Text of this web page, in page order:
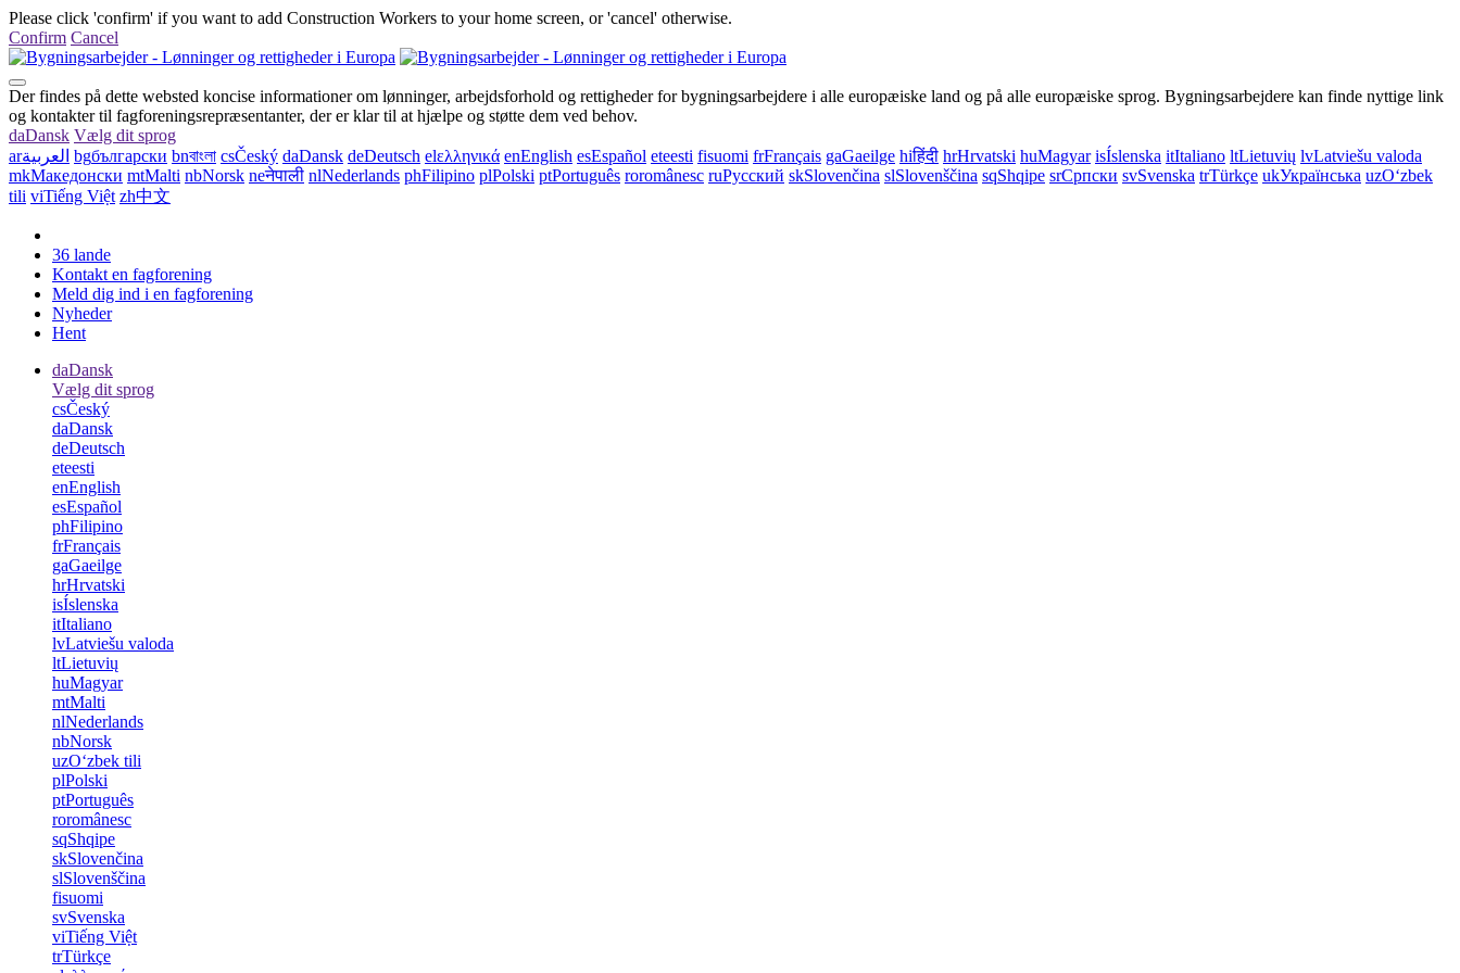
Please click 'confirm' if you want to add Construction Workers to your home screen, or 'cancel' otherwise.
Confirm Cancel
Der findes på dette websted koncise informationer om lønninger, arbejdsforhold og rettigheder for bygningsarbejdere i alle europæiske land og på alle europæiske sprog. Bygningsarbejdere kan finde nyttige link
og kontakter til fagforeningsrepræsentanter, der er klar til at hjælpe og støtte dem ved behov.
daDansk Vælg dit sprog
arالعربية bgбългарски bnবাংলা csČeský daDansk deDeutsch elελληνικά enEnglish esEspañol eteesti fisuomi frFrançais gaGaeilge hiहिंदी hrHrvatski huMagyar isÍslenska itItaliano ltLietuvių lvLatviešu valoda
mkМакедонски mtMalti nbNorsk neनेपाली nlNederlands phFilipino plPolski ptPortuguês roromânesc ruРусский skSlovenčina slSlovenščina sqShqipe srСрпски svSvenska trTürkçe ukУкраїнська uzOʻzbek
tili viTiếng Việt zh中文
36 lande
Kontakt en fagforening
Meld dig ind i en fagforening
Nyheder
Hent
daDansk
Vælg dit sprog
csČeský
daDansk
deDeutsch
eteesti
enEnglish
esEspañol
phFilipino
frFrançais
gaGaeilge
hrHrvatski
isÍslenska
itItaliano
lvLatviešu valoda
ltLietuvių
huMagyar
mtMalti
nlNederlands
nbNorsk
uzOʻzbek tili
plPolski
ptPortuguês
roromânesc
sqShqipe
skSlovenčina
slSlovenščina
fisuomi
svSvenska
viTiếng Việt
trTürkçe